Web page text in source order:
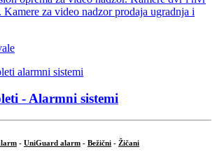
- Alarmni sistemi
- UniGuard alarm - Bežični - Žičani